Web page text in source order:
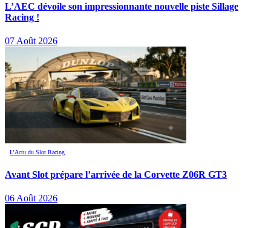
L’AEC dévoile son impressionnante nouvelle piste Sillage
Racing !
07 Août 2026
L’Actu du Slot Racing
Avant Slot prépare l’arrivée de la Corvette Z06R GT3
06 Août 2026